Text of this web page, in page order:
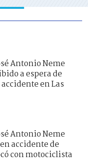
Antonio Neme
a espera de
en Las
Antonio Neme
accidente de
con motociclista